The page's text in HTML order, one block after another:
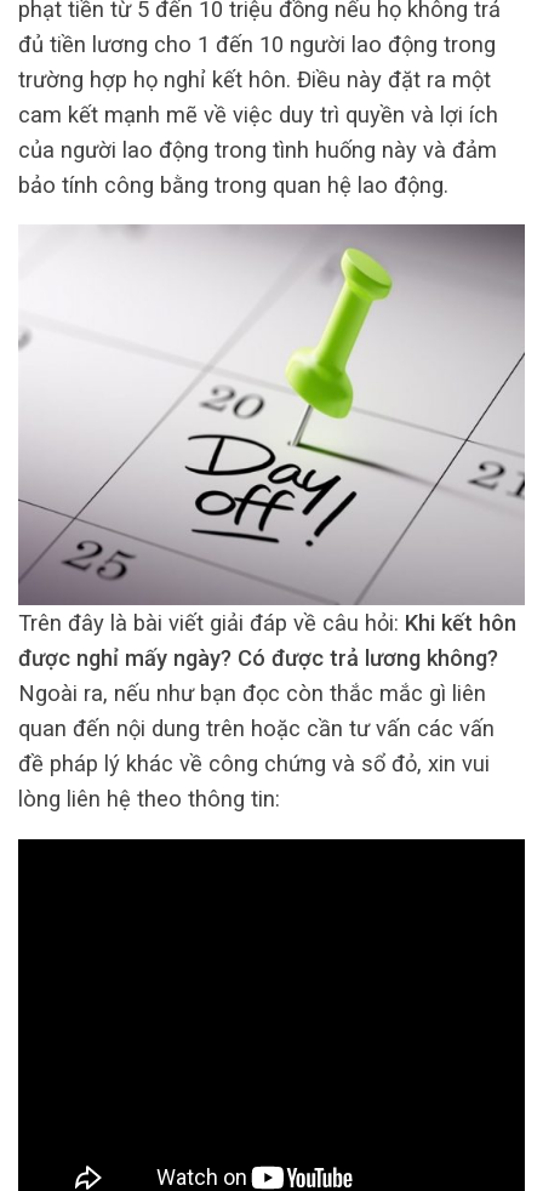
phạt tiền từ 5 đến 10 triệu đồng nếu họ không trả
đủ tiền lương cho 1 đến 10 người lao động trong
trường hợp họ nghỉ kết hôn. Điều này đặt ra một
cam kết mạnh mẽ về việc duy trì quyền và lợi ích
của người lao động trong tình huống này và đảm
bảo tính công bằng trong quan hệ lao động.
Trên đây là bài viết giải đáp về câu hỏi: Khi kết hôn
được nghỉ mấy ngày? Có được trả lương không?
Ngoài ra, nếu như bạn đọc còn thắc mắc gì liên
quan đến nội dung trên hoặc cần tư vấn các vấn
đề pháp lý khác về công chứng và sổ đỏ, xin vui
lòng liên hệ theo thông tin: